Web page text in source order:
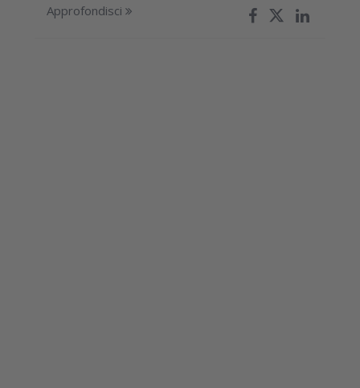
Approfondisci